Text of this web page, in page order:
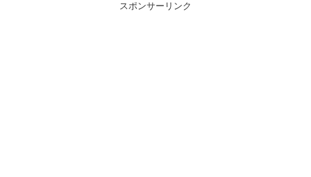
スポンサーリンク